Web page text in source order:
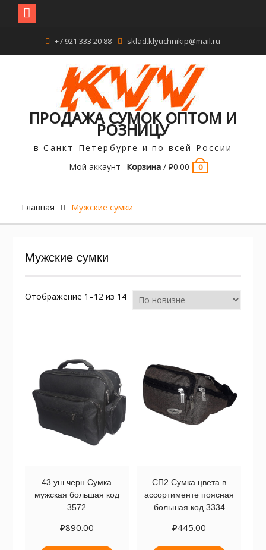
содержимому
+7 921 333 20 88 sklad.klyuchnikip@mail.ru
ПРОДАЖА СУМОК ОПТОМ И
РОЗНИЦУ
в Санкт-Петербурге и по всей России
Мой аккаунт
Корзина/ ₽0.00 0
Главная Мужские сумки
Мужские сумки
Отображение 1–12 из 14Сортировка:
самые
43 уш черн Сумка
мужская большая код
3572
₽890.00
СП2 Сумка цвета в
ассортименте поясная
большая код 3334
₽445.00